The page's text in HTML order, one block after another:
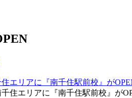
エリアに『南千住駅前校』が